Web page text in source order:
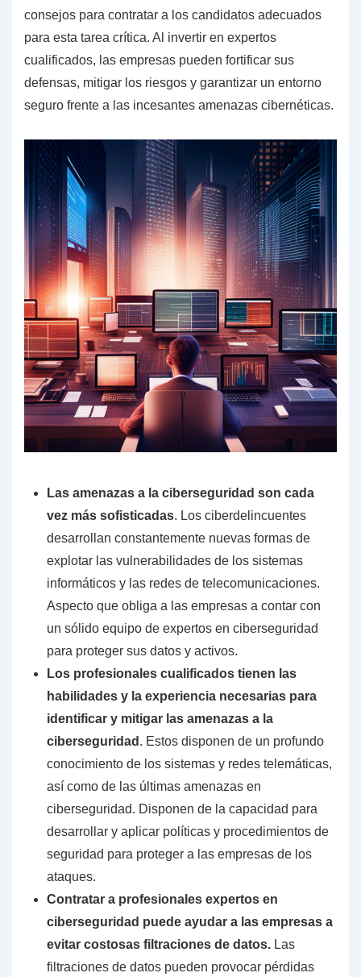
consejos para contratar a los candidatos adecuados
para esta tarea crítica. Al invertir en expertos
cualificados, las empresas pueden fortificar sus
defensas, mitigar los riesgos y garantizar un entorno
seguro frente a las incesantes amenazas cibernéticas.
Las amenazas a la ciberseguridad son cada
vez más sofisticadas. Los ciberdelincuentes
desarrollan constantemente nuevas formas de
explotar las vulnerabilidades de los sistemas
informáticos y las redes de telecomunicaciones.
Aspecto que obliga a las empresas a contar con
un sólido equipo de expertos en ciberseguridad
para proteger sus datos y activos.
Los profesionales cualificados tienen las
habilidades y la experiencia necesarias para
identificar y mitigar las amenazas a la
ciberseguridad . Estos disponen de un profundo
conocimiento de los sistemas y redes telemáticas,
así como de las últimas amenazas en
ciberseguridad. Disponen de la capacidad para
desarrollar y aplicar políticas y procedimientos de
seguridad para proteger a las empresas de los
ataques.
Contratar a profesionales expertos en
ciberseguridad puede ayudar a las empresas a
evitar costosas filtraciones de datos. Las
filtraciones de datos pueden provocar pérdidas